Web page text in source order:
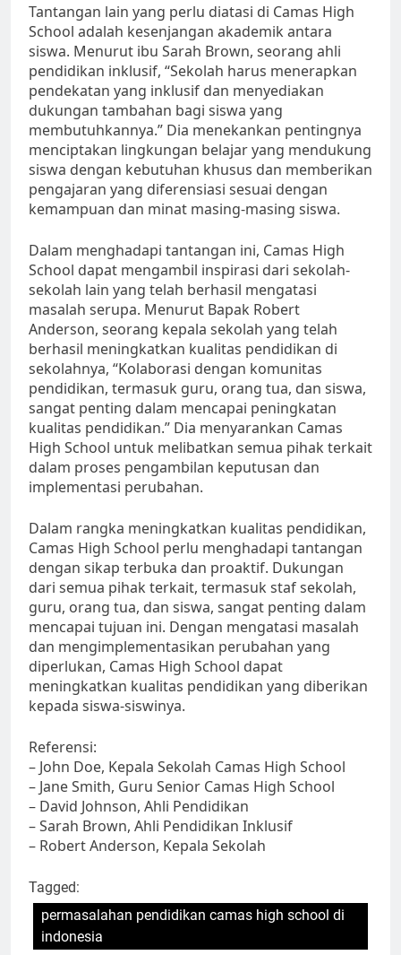
Tantangan lain yang perlu diatasi di Camas High
School adalah kesenjangan akademik antara
siswa. Menurut ibu Sarah Brown, seorang ahli
pendidikan inklusif, “Sekolah harus menerapkan
pendekatan yang inklusif dan menyediakan
dukungan tambahan bagi siswa yang
membutuhkannya.” Dia menekankan pentingnya
menciptakan lingkungan belajar yang mendukung
siswa dengan kebutuhan khusus dan memberikan
pengajaran yang diferensiasi sesuai dengan
kemampuan dan minat masing-masing siswa.
Dalam menghadapi tantangan ini, Camas High
School dapat mengambil inspirasi dari sekolah-
sekolah lain yang telah berhasil mengatasi
masalah serupa. Menurut Bapak Robert
Anderson, seorang kepala sekolah yang telah
berhasil meningkatkan kualitas pendidikan di
sekolahnya, “Kolaborasi dengan komunitas
pendidikan, termasuk guru, orang tua, dan siswa,
sangat penting dalam mencapai peningkatan
kualitas pendidikan.” Dia menyarankan Camas
High School untuk melibatkan semua pihak terkait
dalam proses pengambilan keputusan dan
implementasi perubahan.
Dalam rangka meningkatkan kualitas pendidikan,
Camas High School perlu menghadapi tantangan
dengan sikap terbuka dan proaktif. Dukungan
dari semua pihak terkait, termasuk staf sekolah,
guru, orang tua, dan siswa, sangat penting dalam
mencapai tujuan ini. Dengan mengatasi masalah
dan mengimplementasikan perubahan yang
diperlukan, Camas High School dapat
meningkatkan kualitas pendidikan yang diberikan
kepada siswa-siswinya.
Referensi:
– John Doe, Kepala Sekolah Camas High School
– Jane Smith, Guru Senior Camas High School
– David Johnson, Ahli Pendidikan
– Sarah Brown, Ahli Pendidikan Inklusif
– Robert Anderson, Kepala Sekolah
Tagged:
permasalahan pendidikan camas high school di
indonesia